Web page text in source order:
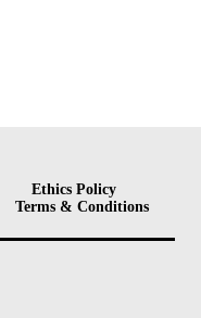
Ethics Policy
Terms & Conditions